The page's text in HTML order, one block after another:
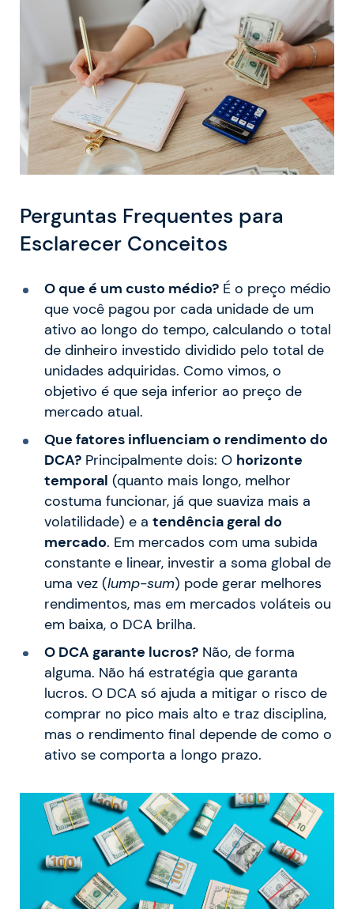
Perguntas Frequentes para
Esclarecer Conceitos
O que é um custo médio?É o preço médio
que você pagou por cada unidade de um
ativo ao longo do tempo, calculando o total
de dinheiro investido dividido pelo total de
unidades adquiridas. Como vimos, o
objetivo é que seja inferior ao preço de
mercado atual.
Que fatores influenciam o rendimento do
DCA?Principalmente dois: O horizonte
temporal (quanto mais longo, melhor
costuma funcionar, já que suaviza mais a
volatilidade) e a tendência geral do
mercado. Em mercados com uma subida
constante e linear, investir a soma global de
uma vez (lump-sum) pode gerar melhores
rendimentos, mas em mercados voláteis ou
em baixa, o DCA brilha.
O DCA garante lucros?Não, de forma
alguma. Não há estratégia que garanta
lucros. O DCA só ajuda a mitigar o risco de
comprar no pico mais alto e traz disciplina,
mas o rendimento final depende de como o
ativo se comporta a longo prazo.